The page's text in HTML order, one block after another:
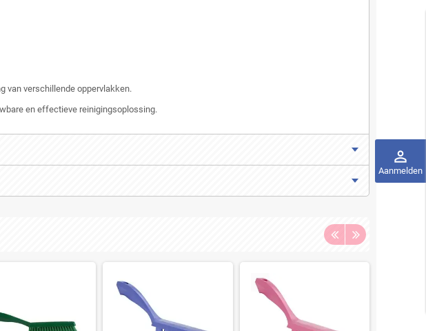
perm_identity
Aanmelden
van verschillende oppervlakken.
en effectieve reinigingsoplossing.